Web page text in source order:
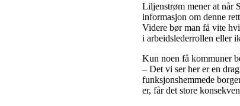
Liljenstrøm mener at når
informasjon om denne
Videre bør man få vite
i arbeidslederrollen eller
Kun noen få kommuner
– Det vi ser her er en
funksjonshemmede
er, får det store